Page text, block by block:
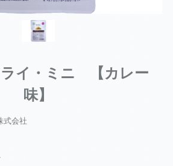
イ・ミニ 【カレー
味】
式会社